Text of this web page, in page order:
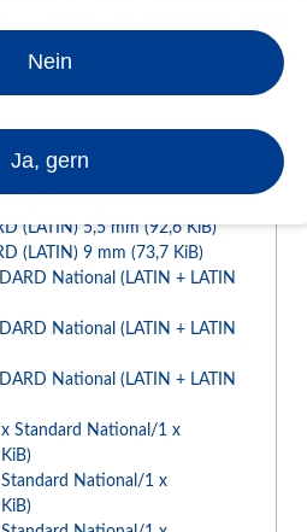
Satz besteht aus 2 x Standard National 9
1 x Zahlen - und Zeichensatz 9 mm
(LATIN) 5,5 mm(92,6 KiB)
(LATIN) 9 mm(73,7 KiB)
National (LATIN + LATIN
National (LATIN + LATIN
National (LATIN + LATIN
Standard National/1 x
National/1 x
Nein
Ja, gern